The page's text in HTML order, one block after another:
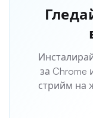
за Chrome
стрийм на